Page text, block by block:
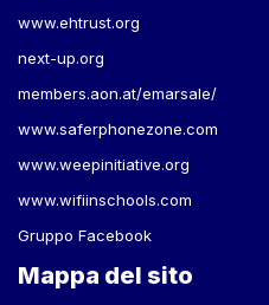
www.ehtrust.org
next-up.org
members.aon.at/emarsale/
www.saferphonezone.com
www.weepinitiative.org
www.wifiinschools.com
Gruppo Facebook
Mappa del sito